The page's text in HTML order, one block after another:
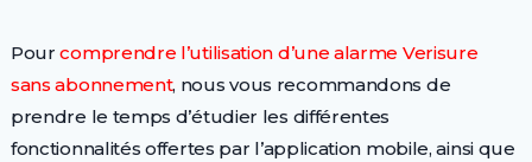
Pourcomprendre l’utilisation d’une alarme Verisure
sans abonnement, nous vous recommandons de
prendre le temps d’étudier les différentes
fonctionnalités offertes par l’application mobile, ainsi que